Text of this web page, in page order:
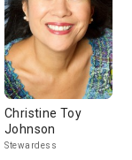
Christine Toy
Johnson
Stewardess